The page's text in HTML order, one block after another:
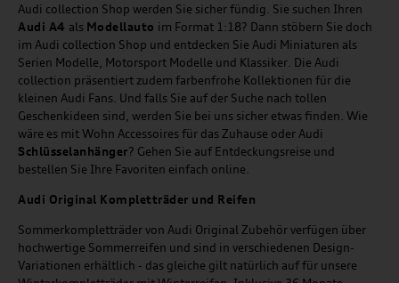
Audi collection Shop werden Sie sicher fündig. Sie suchen Ihren
Audi A4 als Modellauto im Format 1:18? Dann stöbern Sie doch
im Audi collection Shop und entdecken Sie Audi Miniaturen als
Serien Modelle, Motorsport Modelle und Klassiker. Die Audi
collection präsentiert zudem farbenfrohe Kollektionen für die
kleinen Audi Fans. Und falls Sie auf der Suche nach tollen
Geschenkideen sind, werden Sie bei uns sicher etwas finden. Wie
wäre es mit Wohn Accessoires für das Zuhause oder Audi
Schlüsselanhänger? Gehen Sie auf Entdeckungsreise und
bestellen Sie Ihre Favoriten einfach online.
Audi Original Kompletträder und Reifen
Sommerkompletträder von Audi Original Zubehör verfügen über
hochwertige Sommerreifen und sind in verschiedenen Design-
Variationen erhältlich - das gleiche gilt natürlich auf für unsere